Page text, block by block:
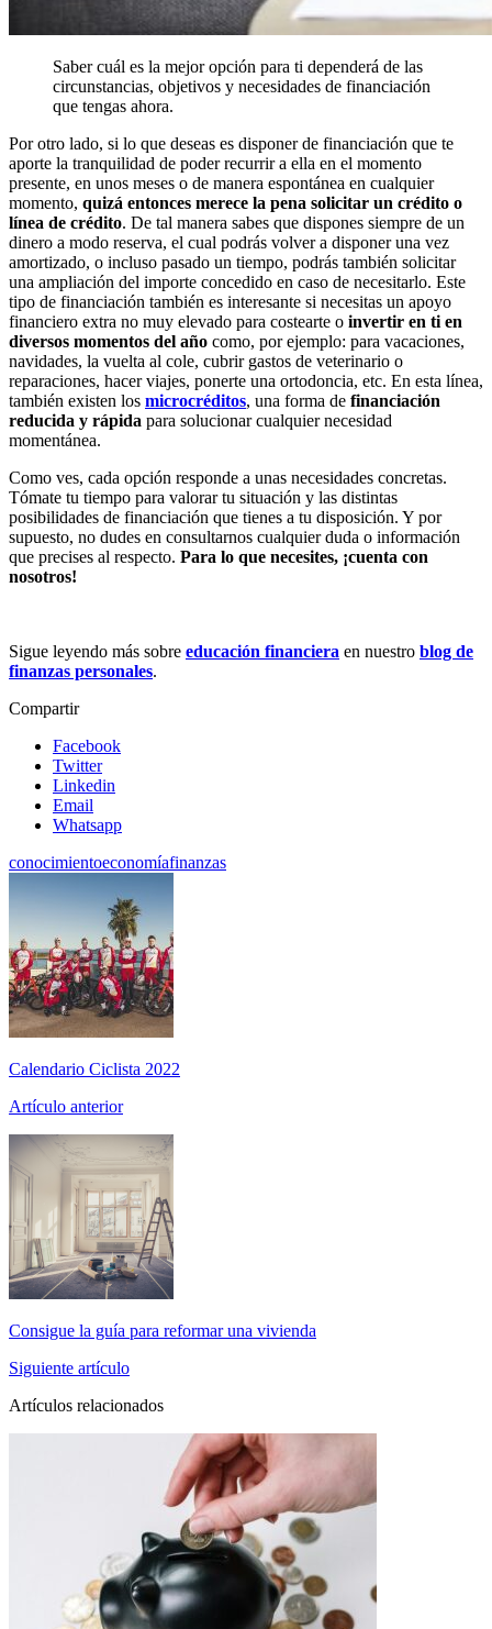
Saber cuál es la mejor opción para ti dependerá de las
circunstancias, objetivos y necesidades de financiación
que tengas ahora.
Por otro lado, si lo que deseas es disponer de financiación que te
aporte la tranquilidad de poder recurrir a ella en el momento
presente, en unos meses o de manera espontánea en cualquier
momento, quizá entonces merece la pena solicitar un crédito o
línea de crédito. De tal manera sabes que dispones siempre de un
dinero a modo reserva, el cual podrás volver a disponer una vez
amortizado, o incluso pasado un tiempo, podrás también solicitar
una ampliación del importe concedido en caso de necesitarlo. Este
tipo de financiación también es interesante si necesitas un apoyo
financiero extra no muy elevado para costearte o invertir en ti en
diversos momentos del año como, por ejemplo: para vacaciones,
navidades, la vuelta al cole, cubrir gastos de veterinario o
reparaciones, hacer viajes, ponerte una ortodoncia, etc. En esta línea,
también existen los microcréditos, una forma de financiación
reducida y rápida para solucionar cualquier necesidad
momentánea.
Como ves, cada opción responde a unas necesidades concretas.
Tómate tu tiempo para valorar tu situación y las distintas
posibilidades de financiación que tienes a tu disposición. Y por
supuesto, no dudes en consultarnos cualquier duda o información
que precises al respecto. Para lo que necesites, ¡cuenta con
nosotros!
Sigue leyendo más sobre educación financiera en nuestro blog de
finanzas personales.
Compartir
Facebook
Twitter
Linkedin
Email
Whatsapp
conocimientoeconomíafinanzas
Calendario Ciclista 2022
Artículo anterior
Consigue la guía para reformar una vivienda
Siguiente artículo
Artículos relacionados